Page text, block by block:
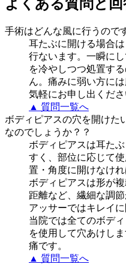
よくある質問と回
手術はどんな風に行うので
耳たぶに開ける場合
行ないます。一瞬に
を冷やしつつ処置す
ん。痛みに弱い方に
気軽にお申し出くださ
▲ 質問一覧へ
ボディピアスの穴を開けた
なのでしょうか？？
ボディピアスは耳た
すく、部位に応じて
置・角度に開けなけれ
ボディピアスは形が
距離など、繊細な調
アッサーではキレイに
当院では全てのボデ
を使用して穴あけし
痛です。
▲ 質問一覧へ